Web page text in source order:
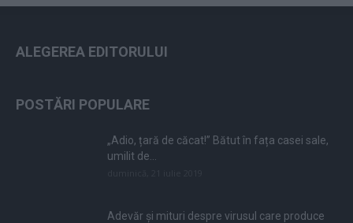
ALEGEREA EDITORULUI
POSTĂRI POPULARE
„Adio, țară de căcat!” Bătut în fața casei sale,
umilit de...
Adevăr și mituri despre virusul care produce